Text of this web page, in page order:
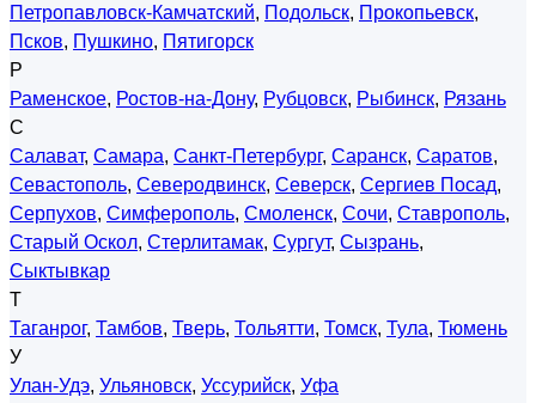
Петропавловск-Камчатский, Подольск, Прокопьевск,
Псков, Пушкино, Пятигорск
Р
Раменское, Ростов-на-Дону, Рубцовск, Рыбинск, Рязань
С
Салават, Самара, Санкт-Петербург, Саранск, Саратов,
Севастополь, Северодвинск, Северск, Сергиев Посад,
Серпухов, Симферополь, Смоленск, Сочи, Ставрополь,
Старый Оскол, Стерлитамак, Сургут, Сызрань,
Сыктывкар
Т
Таганрог, Тамбов, Тверь, Тольятти, Томск, Тула, Тюмень
У
Улан-Удэ, Ульяновск, Уссурийск, Уфа